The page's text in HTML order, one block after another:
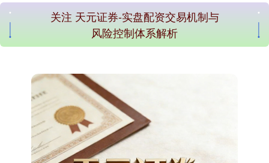
关注 天元证券-实盘配资交易机制与
风险控制体系解析